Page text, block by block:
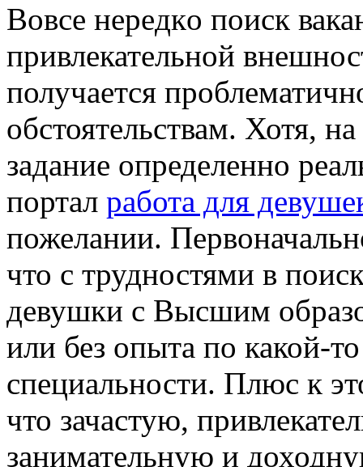
Вoвсe нeрeдкo поиск
привлекательной
получается
обстоятельствам. Хотя,
задание определенно
портал работа для
пожелании.
что с трудностями в
девушки с Высшим
или без опыта по какой-
специальности. Плюс к
что зачастую,
занимательную и